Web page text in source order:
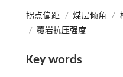
拐点偏距 / 煤层倾角 /
/ 覆岩抗压强度
Key words